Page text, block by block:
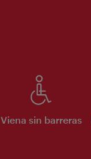
Viena sin barreras